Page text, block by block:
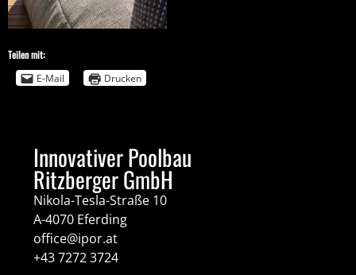
Teilen mit:
E-Mail
Drucken
Innovativer Poolbau
Ritzberger GmbH
Nikola-Tesla-Straße 10
A-4070 Eferding
office@ipor.at
+43 7272 3724